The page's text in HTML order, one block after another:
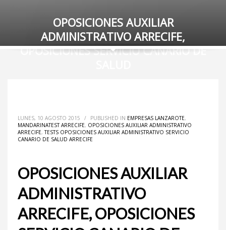
OPOSICIONES AUXILIAR
ADMINISTRATIVO ARRECIFE,
OPOSICIONES SERVICIO CANARIO DE
LUNES, 10 AGOSTO 2015 / PUBLISHED IN EMPRESAS LANZAROTE,
MANDARINATEST ARRECIFE, OPOSICIONES AUXILIAR ADMINISTRATIVO
ARRECIFE,TESTS OPOSICIONES AUXILIAR ADMINISTRATIVO SERVICIO
CANARIO DE SALUD ARRECIFE
OPOSICIONES AUXILIAR
ADMINISTRATIVO
ARRECIFE, OPOSICIONES